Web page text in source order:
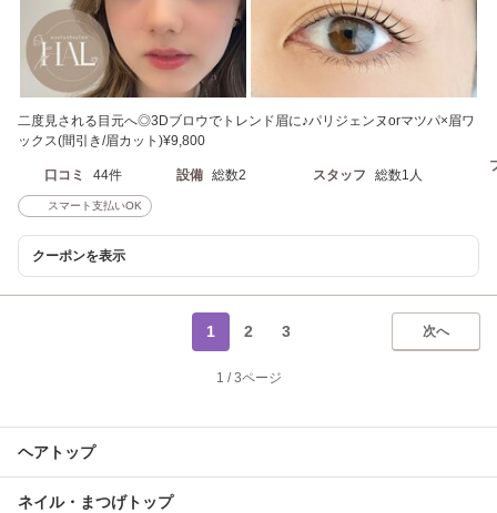
二度見される目元へ◎3Dブロウでトレンド眉に♪パリジェンヌorマツパ×眉ワ
ックス(間引き/眉カット)¥9,800
口コミ 44件 設備 総数2 スタッフ 総数1人
スマート支払いOK
クーポンを表示
次へ
1 2 3
1 / 3ページ
ヘアトップ
ネイル・まつげトップ